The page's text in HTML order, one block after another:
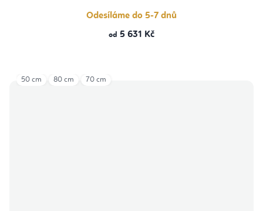
Odesíláme do 5-7 dnů
od 5 631 Kč
50 cm 80 cm 70 cm